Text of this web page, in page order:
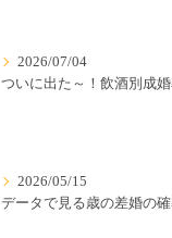
2026/07/04
ついに出た～！飲酒別成婚
2026/05/15
データで見る歳の差婚の確